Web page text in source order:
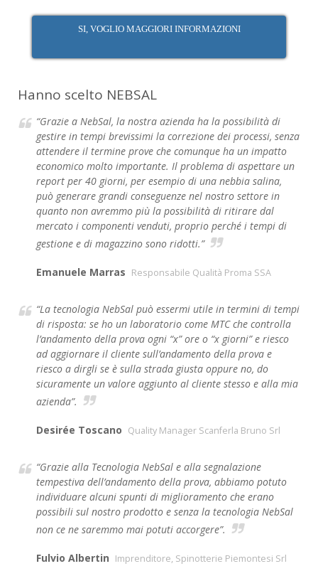
SI, VOGLIO MAGGIORI INFORMAZIONI
Hanno scelto NEBSAL
“Grazie a NebSal, la nostra azienda ha la possibilità di
gestire in tempi brevissimi la correzione dei processi, senza
attendere il termine prove che comunque ha un impatto
economico molto importante. Il problema di aspettare un
report per 40 giorni, per esempio di una nebbia salina,
può generare grandi conseguenze nel nostro settore in
quanto non avremmo più la possibilità di ritirare dal
mercato i componenti venduti, proprio perché i tempi di
gestione e di magazzino sono ridotti.”
Emanuele Marras Responsabile Qualità Proma SSA
“La tecnologia NebSal può essermi utile in termini di tempi
di risposta: se ho un laboratorio come MTC che controlla
l’andamento della prova ogni “x” ore o “x giorni” e riesco
ad aggiornare il cliente sull’andamento della prova e
riesco a dirgli se è sulla strada giusta oppure no, do
sicuramente un valore aggiunto al cliente stesso e alla mia
azienda”.
Desirée Toscano Quality Manager Scanferla Bruno Srl
“Grazie alla Tecnologia NebSal e alla segnalazione
tempestiva dell’andamento della prova, abbiamo potuto
individuare alcuni spunti di miglioramento che erano
possibili sul nostro prodotto e senza la tecnologia NebSal
non ce ne saremmo mai potuti accorgere”.
Fulvio Albertin Imprenditore, Spinotterie Piemontesi Srl